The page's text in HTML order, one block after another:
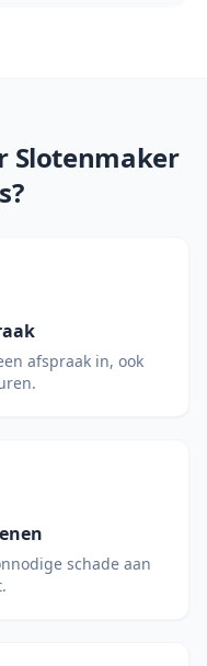
Slotenmaker
afspraak in, ook
schade aan